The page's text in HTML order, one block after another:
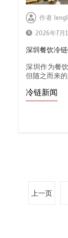
作者
2026年7月
深圳餐饮冷
深圳作为餐
但随之而来
冷链新闻
上一页